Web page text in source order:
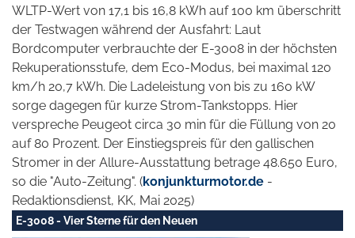
WLTP-Wert von 17,1 bis 16,8 kWh auf 100 km überschritt
der Testwagen während der Ausfahrt: Laut
Bordcomputer verbrauchte der E-3008 in der höchsten
Rekuperationsstufe, dem Eco-Modus, bei maximal 120
km/h 20,7 kWh. Die Ladeleistung von bis zu 160 kW
sorge dagegen für kurze Strom-Tankstopps. Hier
verspreche Peugeot circa 30 min für die Füllung von 20
auf 80 Prozent. Der Einstiegspreis für den gallischen
Stromer in der Allure-Ausstattung betrage 48.650 Euro,
so die "Auto-Zeitung". (konjunkturmotor.de -
Redaktionsdienst, KK, Mai 2025)
E-3008 - Vier Sterne für den Neuen